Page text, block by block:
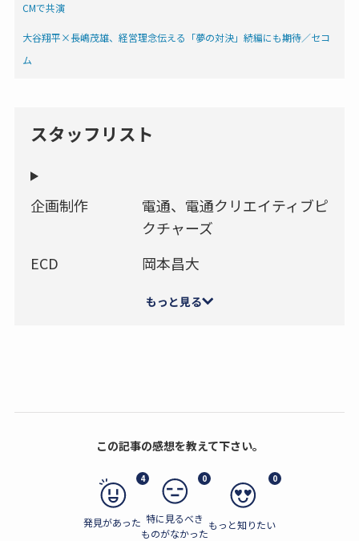
CMで共演
大谷翔平×長嶋茂雄、経営理念伝える「夢の対決」続編にも期待／セコ
ム
スタッフリスト
企画制作
電通、電通クリエイティブピ
クチャーズ
ECD
岡本昌大
もっと見る
この記事の感想を教えて下さい。
4
発見があった
0
特に見るべき
ものがなかった
0
もっと知りたい